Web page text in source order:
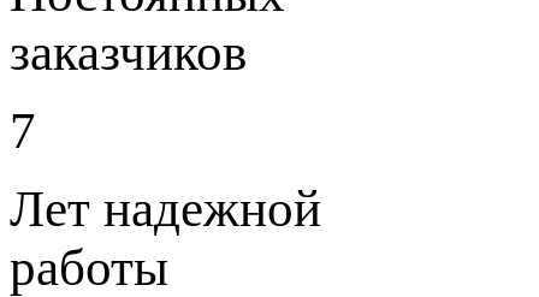
заказчиков
7
Лет надежной
работы